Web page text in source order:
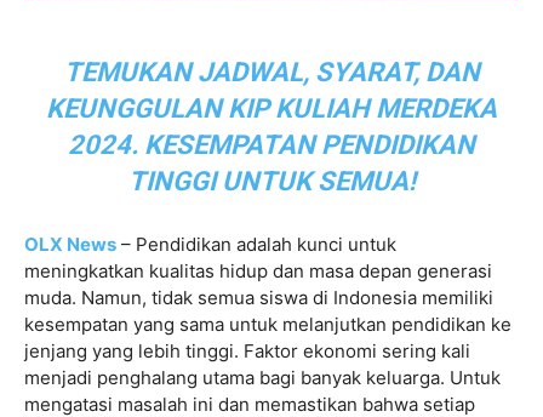
TEMUKAN JADWAL, SYARAT, DAN
KEUNGGULAN KIP KULIAH MERDEKA
2024. KESEMPATAN PENDIDIKAN
TINGGI UNTUK SEMUA!
OLX News – Pendidikan adalah kunci untuk
meningkatkan kualitas hidup dan masa depan generasi
muda. Namun, tidak semua siswa di Indonesia memiliki
kesempatan yang sama untuk melanjutkan pendidikan ke
jenjang yang lebih tinggi. Faktor ekonomi sering kali
menjadi penghalang utama bagi banyak keluarga. Untuk
mengatasi masalah ini dan memastikan bahwa setiap